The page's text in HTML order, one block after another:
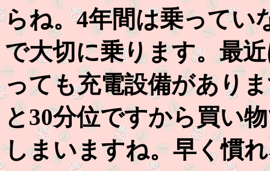
らね。4年間は乗ってい
で大切に乗ります。最
っても充電設備があり
と30分位ですから買い
しまいますね。早く慣